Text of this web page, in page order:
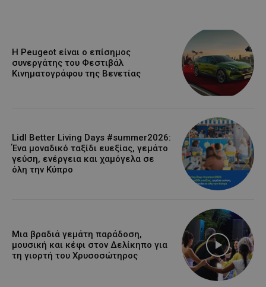
Η Peugeot είναι ο επίσημος
συνεργάτης του Φεστιβάλ
Κινηματογράφου της Βενετίας
Lidl Better Living Days #summer2026:
Ένα μοναδικό ταξίδι ευεξίας, γεμάτο
γεύση, ενέργεια και χαμόγελα σε
όλη την Κύπρο
Μια βραδιά γεμάτη παράδοση,
μουσική και κέφι στον Δελίκηπο για
τη γιορτή του Χρυσοσώτηρος